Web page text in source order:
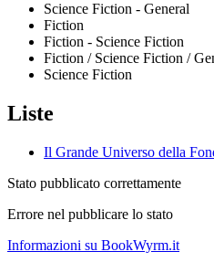
Science Fiction - General
Fiction
Fiction - Science Fiction
Fiction / Science Fiction /
Science Fiction
Liste
Il Grande Universo della
Stato pubblicato correttamente
Errore nel pubblicare lo stato
Informazioni su BookWyrm.it